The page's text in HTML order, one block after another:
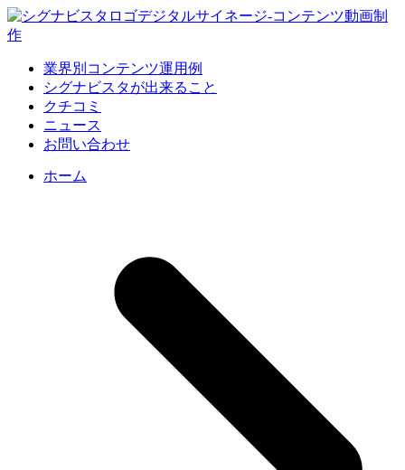
業界別コンテンツ運用例
シグナビスタが出来ること
クチコミ
ニュース
お問い合わせ
ホーム